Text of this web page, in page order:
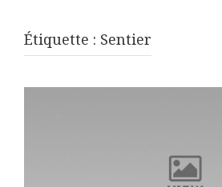
Étiquette : Sentier